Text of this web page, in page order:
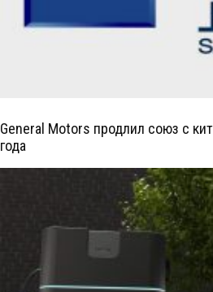
General Motors продлил союз с
года